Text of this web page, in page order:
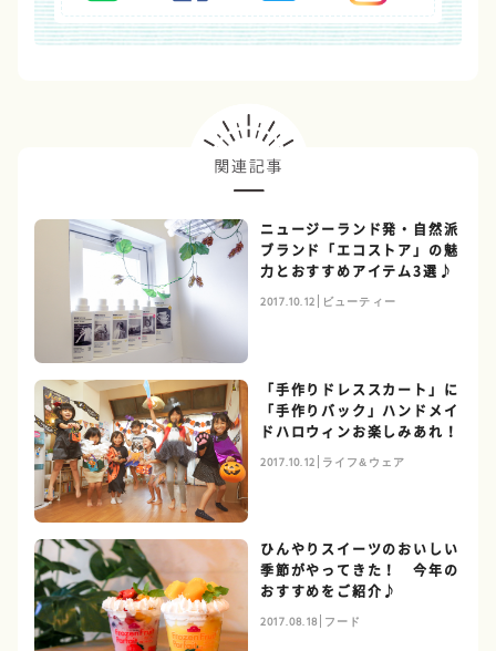
ニュージーランド発・自然派
ブランド「エコストア」の魅
力とおすすめアイテム3選♪
2017.10.12 ビューティー
「手作りドレススカート」に
「手作りバック」ハンドメイ
ドハロウィンお楽しみあれ！
2017.10.12 ライフ&ウェア
ひんやりスイーツのおいしい
季節がやってきた！ 今年の
おすすめをご紹介♪
2017.08.18 フード